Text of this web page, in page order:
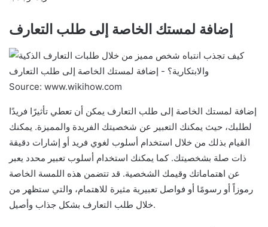
إضافة لمستك الخاصة إلى طلب التعارف
Source: www.wikihow.com
إضافة لمستك الخاصة إلى طلب التعارف يمكن أن تعطي تأثيرًا فريدًا
لطلبك، حيث يمكنك التعبير عن شخصيتك الفريدة والمميزة. يمكنك
القيام بذلك من خلال استخدام أسلوب لغوي فريد أو إشارات دقيقة
ذات صلة بشخصيتك. كما يمكنك استخدام أسلوب تعبير محدد يعبر
عن اهتماماتك وقيمك الشخصية. قد تتضمن هذه اللمسة الخاصة
رموزاً أو رسومًا أو فواصل تعبيرية مثيرة للاهتمام، والتي ستظهر من
خلال طلب التعارف بشكل جذاب وأصيل.